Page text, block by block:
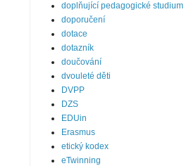
doplňující pedagogické studium
doporučení
dotace
dotazník
doučování
dvouleté děti
DVPP
DZS
EDUin
Erasmus
etický kodex
eTwinning